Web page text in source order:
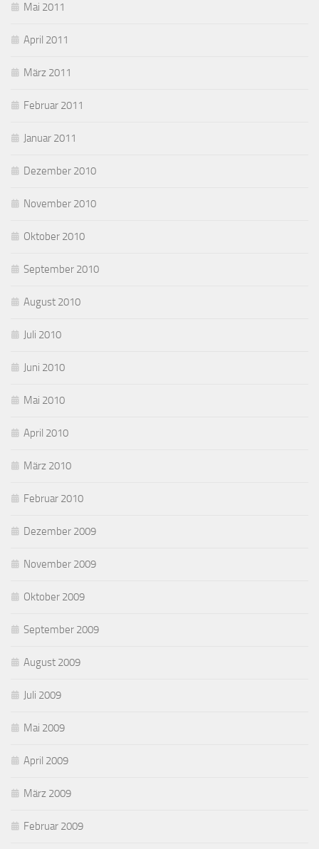
Mai 2011
April 2011
März 2011
Februar 2011
Januar 2011
Dezember 2010
November 2010
Oktober 2010
September 2010
August 2010
Juli 2010
Juni 2010
Mai 2010
April 2010
März 2010
Februar 2010
Dezember 2009
November 2009
Oktober 2009
September 2009
August 2009
Juli 2009
Mai 2009
April 2009
März 2009
Februar 2009